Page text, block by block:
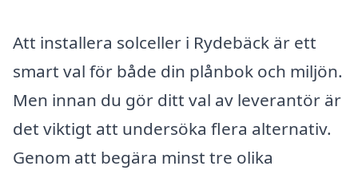
Att installera solceller i Rydebäck är ett
smart val för både din plånbok och miljön.
Men innan du gör ditt val av leverantör är
det viktigt att undersöka flera alternativ.
Genom att begära minst tre olika